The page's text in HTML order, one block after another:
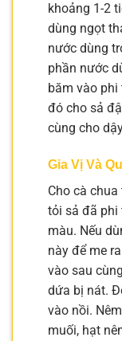
khoảng 1-2
dùng ngọt
nước dùng
phần nước
băm vào phi
đó cho sả
cùng cho
Gia Vị Và
Cho cà
tỏi sả đã phi
màu. Nếu
này để me
vào sau
dứa bị nát.
vào nồi.
muối, hạt